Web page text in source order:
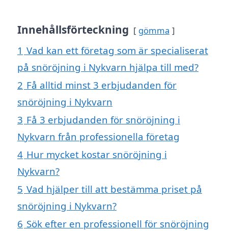
Innehållsförteckning gömma
1 Vad kan ett företag som är specialiserat
på snöröjning i Nykvarn hjälpa till med?
2 Få alltid minst 3 erbjudanden för
snöröjning i Nykvarn
3 Få 3 erbjudanden för snöröjning i
Nykvarn från professionella företag
4 Hur mycket kostar snöröjning i
Nykvarn?
5 Vad hjälper till att bestämma priset på
snöröjning i Nykvarn?
6 Sök efter en professionell för snöröjning